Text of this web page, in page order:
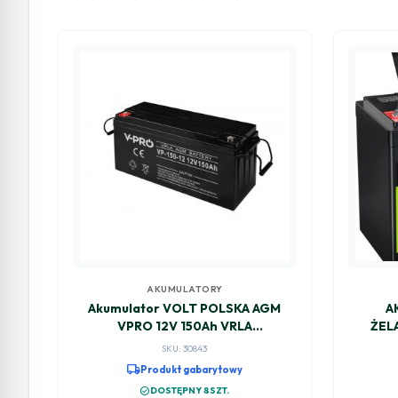
AKUMULATORY
Akumulator VOLT POLSKA AGM
VPRO 12V 150Ah VRLA
Bezobsługowy
SKU: 30843
local_shippingProdukt gabarytowy
check_circleDOSTĘPNY 8SZT.